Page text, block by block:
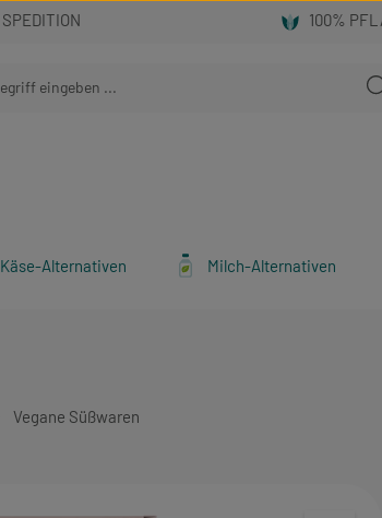
Käse-Alternativen Milch-Alternativen
Vegane Süßwaren